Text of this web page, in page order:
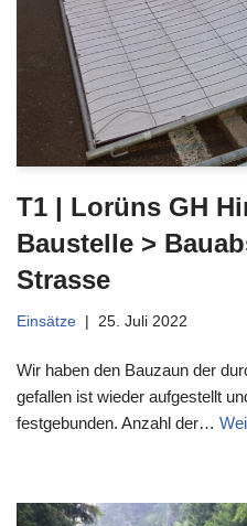
T1 | Lorüns GH
Baustelle >
Strasse
Einsätze 25. Juli 2022
Wir haben den Bauzaun der
gefallen ist wieder aufgestellt
festgebunden. Anzahl der…